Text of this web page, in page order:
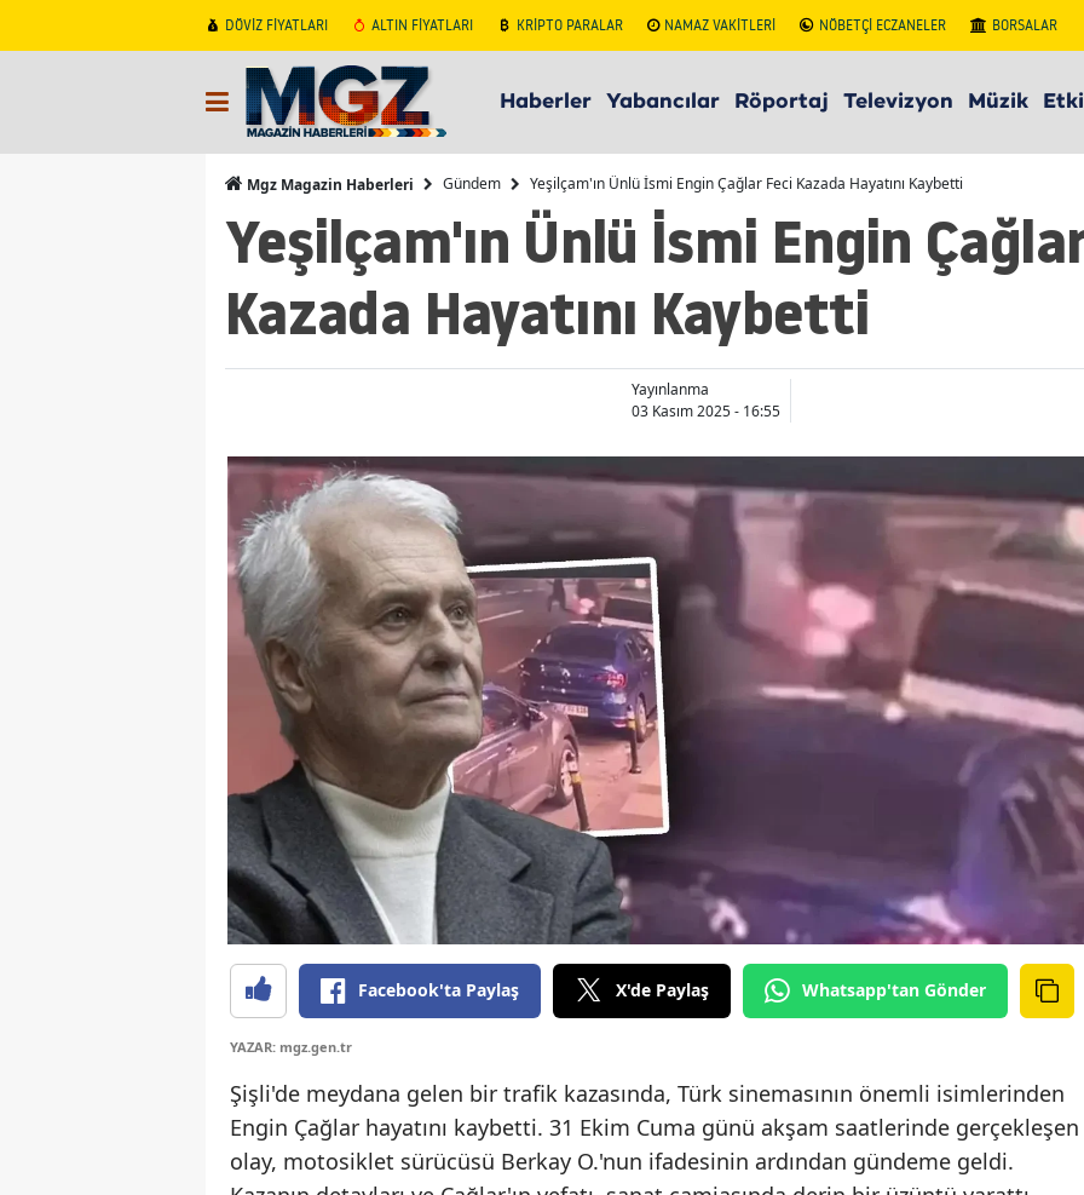
DÖVİZ FİYATLARI ALTIN FİYATLARI KRİPTO PARALAR NAMAZ VAKİTLERİ NÖBETÇİ ECZANELER BORSALAR
Haberler Yabancılar Röportaj Televizyon Müzik
Mgz Magazin Haberleri Gündem Yeşilçam'ın Ünlü İsmi Engin Çağlar Feci Kazada Hayatını Kaybetti
Yeşilçam'ın Ünlü İsmi Engin
Kazada Hayatını Kaybetti
Yayınlanma
03 Kasım 2025 - 16:55
Facebook'ta Paylaş X'de Paylaş Whatsapp'tan Gönder
YAZAR: mgz.gen.tr
Şişli'de meydana gelen bir trafik kazasında, Türk sinemasının önemli isimlerinden
Engin Çağlar hayatını kaybetti. 31 Ekim Cuma günü akşam saatlerinde gerçekleşen
olay, motosiklet sürücüsü Berkay O.'nun ifadesinin ardından gündeme geldi.